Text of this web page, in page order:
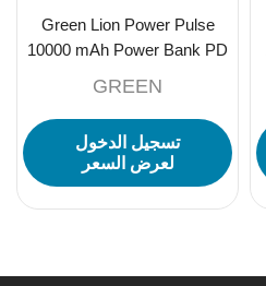
Green Lion Power Pulse
10000 mAh Power Bank PD
GREEN
تسجيل الدخول
لعرض السعر